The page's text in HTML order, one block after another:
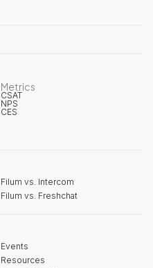
Metrics
CSAT
NPS
CES
Filum vs. Intercom
Filum vs. Freshchat
Events
Resources